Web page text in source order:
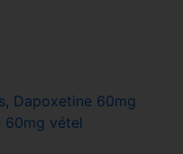
, Dapoxetine 60mg
60mg vétel